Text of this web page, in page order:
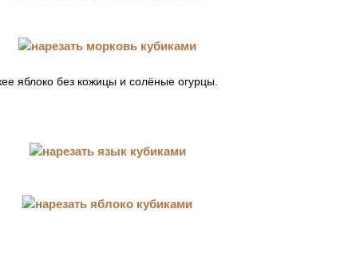
яблоко без кожицы и солёные огурцы.